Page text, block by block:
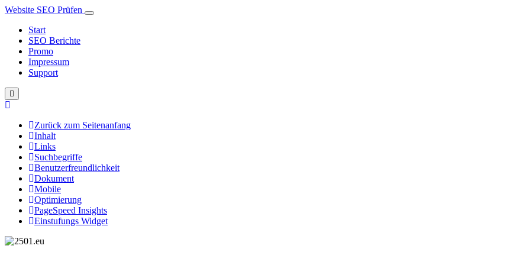
Website SEO Prüfen
Start
SEO Berichte
Promo
Impressum
Support
Zurück zum Seitenanfang
Inhalt
Links
Suchbegriffe
Benutzerfreundlichkeit
Dokument
Mobile
Optimierung
PageSpeed Insights
Einstufungs Widget